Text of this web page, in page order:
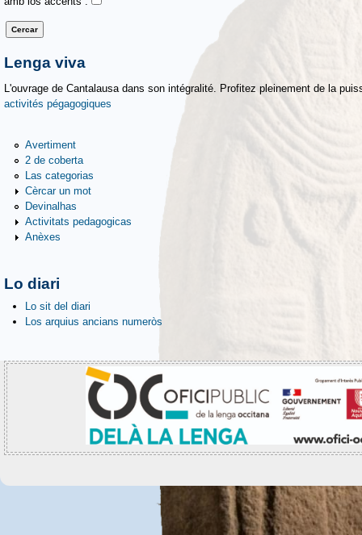
Lenga viva
L'ouvrage de Cantalausa dans son intégralité. Profitez pleinement de la
activités pégagogiques
Avertiment
2 de coberta
Las categorias
Cèrcar un mot
Devinalhas
Activitats pedagogicas
Anèxes
Lo diari
Lo sit del diari
Los arquius ancians numeròs